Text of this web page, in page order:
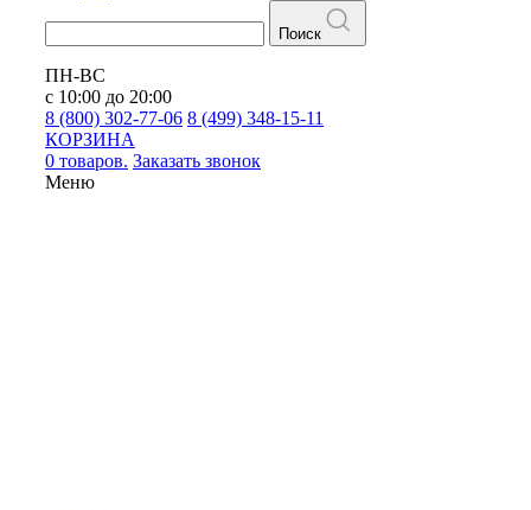
Поиск
ПН-ВС
с 10:00 до 20:00
8 (800) 302-77-06 8 (499) 348-15-11
КОРЗИНА
0 товаров. Заказать звонок
Меню